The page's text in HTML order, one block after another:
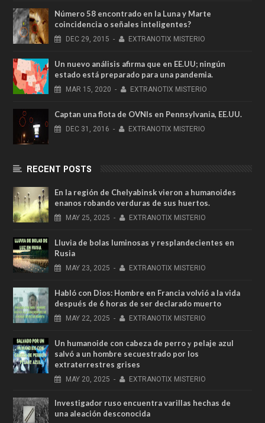
Número 58 encontrado en la Luna y Marte
coincidencia o señales inteligentes?
DEC 29, 2015 - EXTRANOTIX MISTERIO
Un nuevo análisis afirma que en EE.UU; ningún
estado está preparado para una pandemia.
MAR 15, 2020 - EXTRANOTIX MISTERIO
Captan una flota de OVNIs en Pennsylvania, EE.UU.
DEC 31, 2016 - EXTRANOTIX MISTERIO
RECENT POSTS
En la región de Chelyabinsk vieron a humanoides
enanos robando verduras de sus huertos.
MAY 25, 2025 - EXTRANOTIX MISTERIO
Lluvia de bolas luminosas y resplandecientes en
Rusia
MAY 23, 2025 - EXTRANOTIX MISTERIO
Habló con Dios: Hombre en Francia volvió a la vida
después de 6 horas de ser declarado muerto
MAY 22, 2025 - EXTRANOTIX MISTERIO
Un humanoide con cabeza de perro у pelaje azul
salvó a un hombre secuestrado por los
extraterrestres grises
MAY 20, 2025 - EXTRANOTIX MISTERIO
Investigador ruso encuentra varillas hechas de
una aleación desconocida